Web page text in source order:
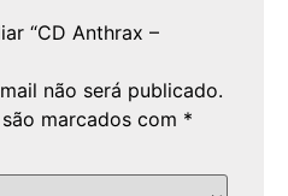
“CD Anthrax –
não será publicado.
marcados com *